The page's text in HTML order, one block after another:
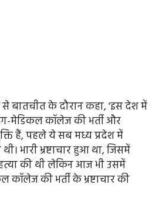
से बातचीत के दौरान कहा, 'इस देश में
मेडिकल कॉलेज की भर्ती और
हैं, पहले ये सब मध्य प्रदेश में
भारी भ्रष्टाचार हुआ था, जिसमें
की थी लेकिन आज भी उसमें
की भर्ती के भ्रष्टाचार की